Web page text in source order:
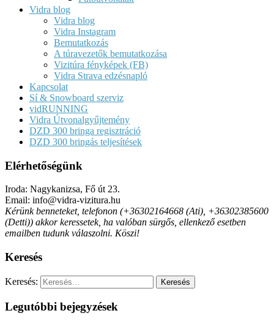
Vidra blog
Vidra blog
Vidra Instagram
Bemutatkozás
A túravezetők bemutatkozása
Vizitúra fényképek (FB)
Vidra Strava edzésnapló
Kapcsolat
Sí & Snowboard szerviz
vidRUNNING
Vidra Útvonalgyűjtemény
DZD 300 bringa regisztráció
DZD 300 bringás teljesítések
Elérhetőségünk
Iroda: Nagykanizsa, Fő út 23.
Email: info@vidra-vizitura.hu
Kérünk benneteket, telefonon (+36302164668 (Ati), +36302385600
(Detti)) akkor keressetek, ha valóban sürgős, ellenkező esetben
emailben tudunk válaszolni. Köszi!
Keresés
Keresés:
Legutóbbi bejegyzések